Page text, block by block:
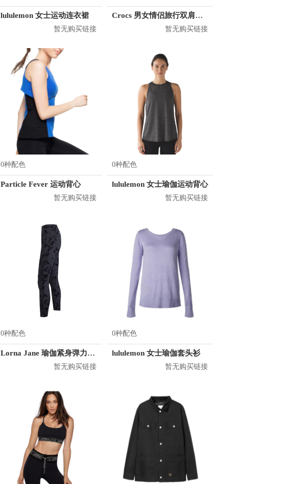
lululemon 女士运动连衣裙
暂无购买链接
Crocs 男女情侣旅行双肩背包 CB04A164073
暂无购买链接
0种配色
Particle Fever 运动背心
暂无购买链接
0种配色
lululemon 女士瑜伽运动背心
暂无购买链接
0种配色
Lorna Jane 瑜伽紧身弹力透气运动长裤 062085
暂无购买链接
0种配色
lululemon 女士瑜伽套头衫
暂无购买链接